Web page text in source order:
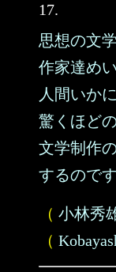
17.
思想の文
作家達め
人間いか
驚くほど
文学制作
するのです
（ 小林秀
（